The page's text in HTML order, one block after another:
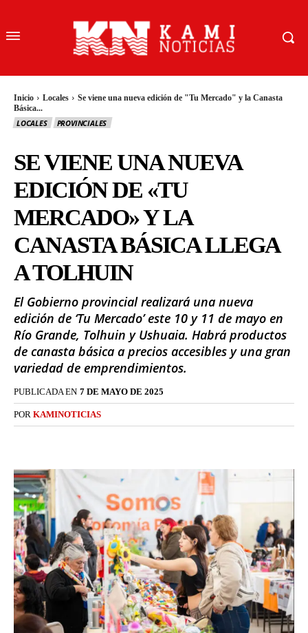
Inicio Locales
Se viene una nueva edición de "Tu Mercado" y la Canasta
Básica...
LOCALES PROVINCIALES
SE VIENE UNA NUEVA
EDICIÓN DE «TU
MERCADO» Y LA
CANASTA BÁSICA LLEGA
A TOLHUIN
El Gobierno provincial realizará una nueva
edición de ‘Tu Mercado’ este 10 y 11 de mayo en
Río Grande, Tolhuin y Ushuaia. Habrá productos
de canasta básica a precios accesibles y una gran
variedad de emprendimientos.
PUBLICADA EN 7 DE MAYO DE 2025
POR KAMINOTICIAS